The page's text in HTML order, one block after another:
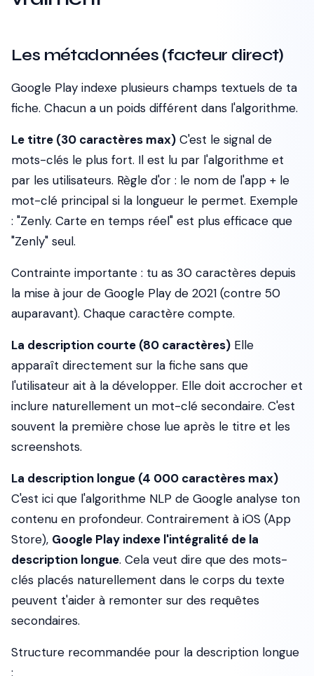
Les métadonnées (facteur direct)
Google Play indexe plusieurs champs textuels de ta
fiche. Chacun a un poids différent dans l'algorithme.
Le titre (30 caractères max) C'est le signal de
mots-clés le plus fort. Il est lu par l'algorithme et
par les utilisateurs. Règle d'or : le nom de l'app + le
mot-clé principal si la longueur le permet. Exemple
: "Zenly. Carte en temps réel" est plus efficace que
"Zenly" seul.
Contrainte importante : tu as 30 caractères depuis
la mise à jour de Google Play de 2021 (contre 50
auparavant). Chaque caractère compte.
La description courte (80 caractères) Elle
apparaît directement sur la fiche sans que
l'utilisateur ait à la développer. Elle doit accrocher et
inclure naturellement un mot-clé secondaire. C'est
souvent la première chose lue après le titre et les
screenshots.
La description longue (4 000 caractères max)
C'est ici que l'algorithme NLP de Google analyse ton
contenu en profondeur. Contrairement à iOS (App
Store), Google Play indexe l'intégralité de la
description longue. Cela veut dire que des mots-
clés placés naturellement dans le corps du texte
peuvent t'aider à remonter sur des requêtes
secondaires.
Structure recommandée pour la description longue
: